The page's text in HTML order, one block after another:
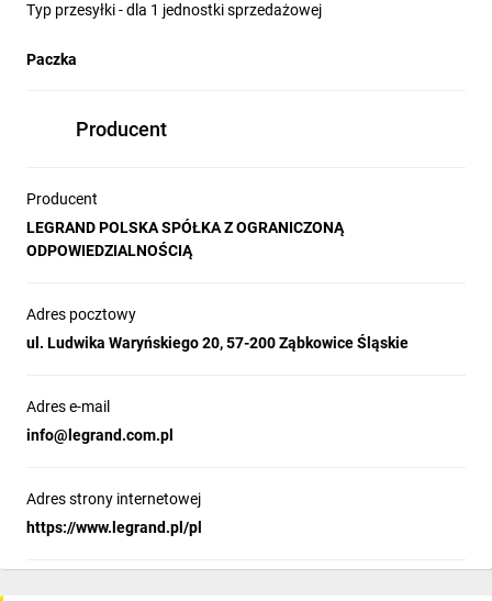
Typ przesyłki - dla 1 jednostki sprzedażowej
Paczka
Producent
Producent
LEGRAND POLSKA SPÓŁKA Z OGRANICZONĄ
ODPOWIEDZIALNOŚCIĄ
Adres pocztowy
ul. Ludwika Waryńskiego 20, 57-200 Ząbkowice Śląskie
Adres e-mail
info@legrand.com.pl
Adres strony internetowej
https://www.legrand.pl/pl